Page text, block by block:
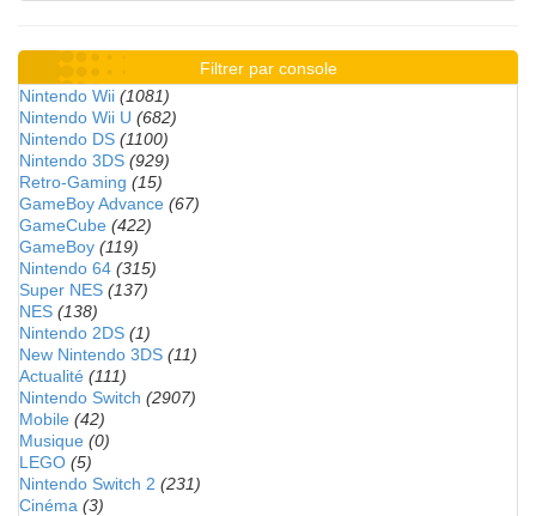
Filtrer par console
Nintendo Wii (1081)
Nintendo Wii U (682)
Nintendo DS (1100)
Nintendo 3DS (929)
Retro-Gaming (15)
GameBoy Advance (67)
GameCube (422)
GameBoy (119)
Nintendo 64 (315)
Super NES (137)
NES (138)
Nintendo 2DS (1)
New Nintendo 3DS (11)
Actualité (111)
Nintendo Switch (2907)
Mobile (42)
Musique (0)
LEGO (5)
Nintendo Switch 2 (231)
Cinéma (3)